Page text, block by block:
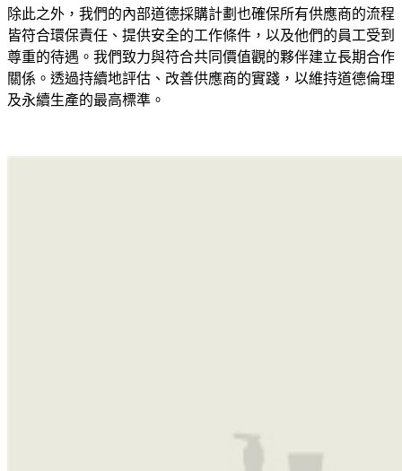
除此之外，我們的內部道德採購計劃也確保所有供應商的流程
皆符合環保責任、提供安全的工作條件，以及他們的員工受到
尊重的待遇。我們致力與符合共同價值觀的夥伴建立長期合作
關係。透過持續地評估、改善供應商的實踐，以維持道德倫理
及永續生產的最高標準。